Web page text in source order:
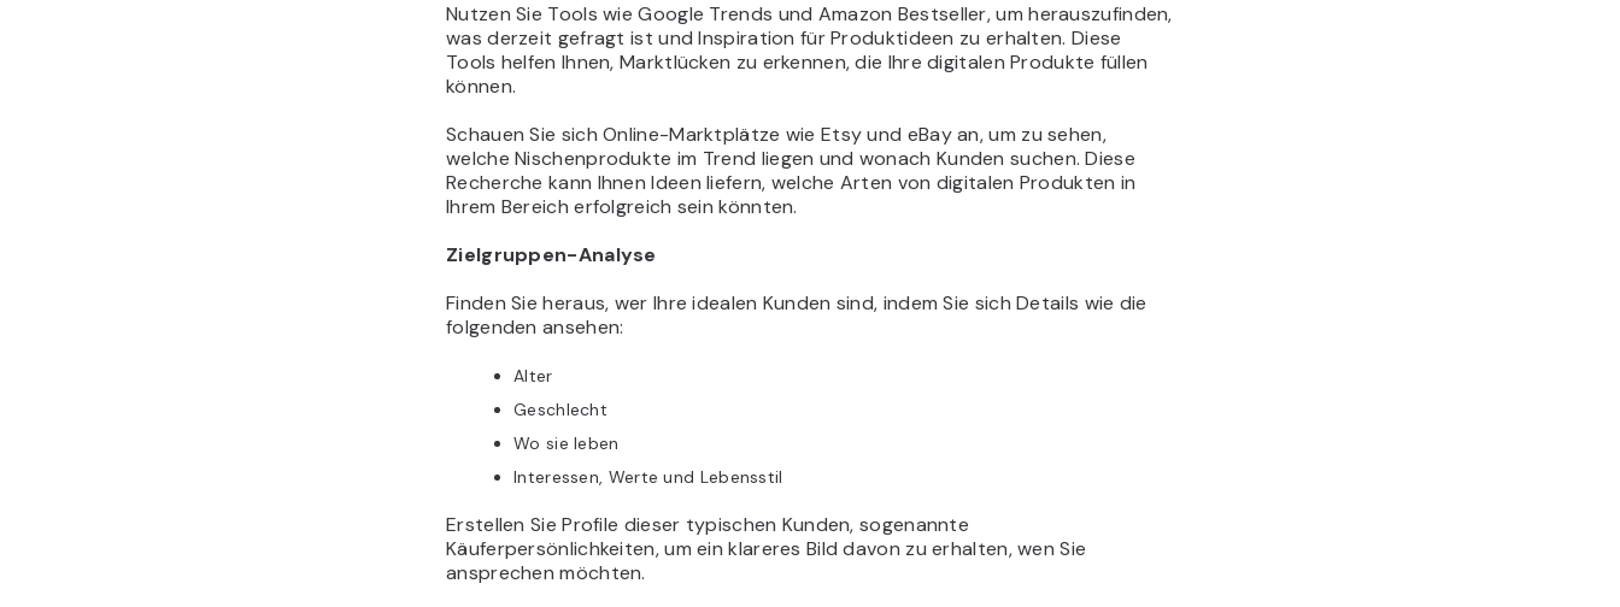
Nutzen Sie Tools wie Google Trends und Amazon Bestseller, um herauszufinden,
was derzeit gefragt ist und Inspiration für Produktideen zu erhalten. Diese
Tools helfen Ihnen, Marktlücken zu erkennen, die Ihre digitalen Produkte füllen
können.
Schauen Sie sich Online-Marktplätze wie Etsy und eBay an, um zu sehen,
welche Nischenprodukte im Trend liegen und wonach Kunden suchen. Diese
Recherche kann Ihnen Ideen liefern, welche Arten von digitalen Produkten in
Ihrem Bereich erfolgreich sein könnten.
Zielgruppen-Analyse
Finden Sie heraus, wer Ihre idealen Kunden sind, indem Sie sich Details wie die
folgenden ansehen:
Alter
Geschlecht
Wo sie leben
Interessen, Werte und Lebensstil
Erstellen Sie Profile dieser typischen Kunden, sogenannte
Käuferpersönlichkeiten, um ein klareres Bild davon zu erhalten, wen Sie
ansprechen möchten.